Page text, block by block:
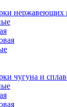
нержавеющих
чугуна и